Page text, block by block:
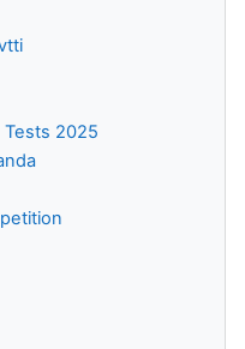
Tests 2025